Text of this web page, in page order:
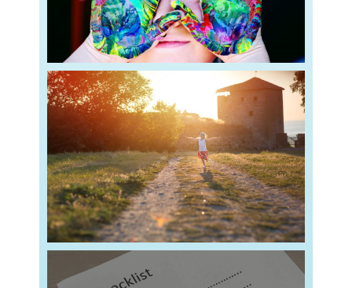
Fiches d’activités pour les enfants de 0
à 6 ans
Pour accompagner le développement
Ressources d’activités numérique sans
écran pour les enfants de 4 à 6 ans
Comment initier votre enfant de 4 à 6 ans au
numérique… sans écran ?Découvrez une sélection
d’activités ludiques, interactives et adaptées aux
plus jeunes pourRead more
Read more